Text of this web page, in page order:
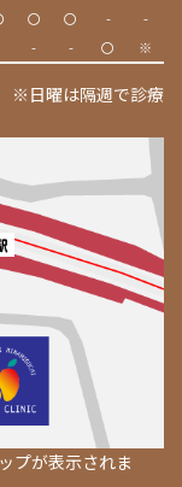
〇 〇 -
-
- - 〇 ※
日曜は隔週で診療
プが表示されま